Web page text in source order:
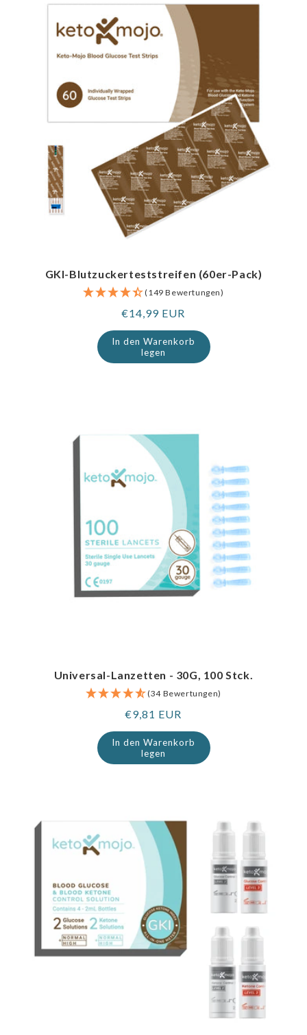
GKI-Blutzuckerteststreifen (60er-Pack)
(149 Bewertungen)
Regulärer
Preis
€14,99 EUR
In den Warenkorb
legen
Universal-Lanzetten - 30G, 100 Stck.
(34 Bewertungen)
Regulärer
Preis
€9,81 EUR
In den Warenkorb
legen